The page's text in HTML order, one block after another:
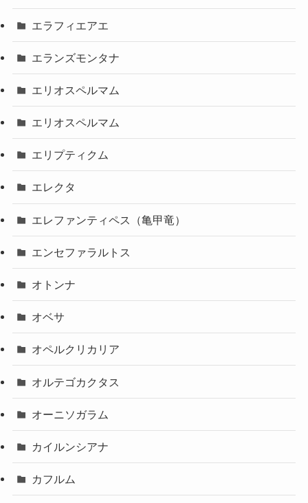
エラフィエアエ
エランズモンタナ
エリオスペルマム
エリオスペルマム
エリプティクム
エレクタ
エレファンティペス（亀甲竜）
エンセファラルトス
オトンナ
オベサ
オペルクリカリア
オルテゴカクタス
オーニソガラム
カイルンシアナ
カフルム